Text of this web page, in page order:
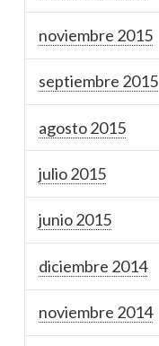
noviembre 2015
septiembre 2015
agosto 2015
julio 2015
junio 2015
diciembre 2014
noviembre 2014